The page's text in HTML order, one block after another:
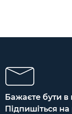
Бажаєте бути в
Підпишіться